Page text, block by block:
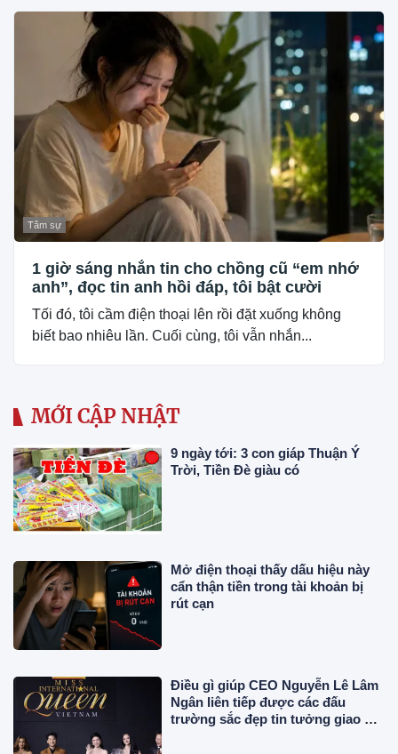
Tâm sự
1 giờ sáng nhắn tin cho chồng cũ “em nhớ
anh”, đọc tin anh hồi đáp, tôi bật cười
Tối đó, tôi cầm điện thoại lên rồi đặt xuống không
biết bao nhiêu lần. Cuối cùng, tôi vẫn nhắn...
MỚI CẬP NHẬT
9 ngày tới: 3 con giáp Thuận Ý
Trời, Tiền Đè giàu có
Mở điện thoại thấy dấu hiệu này
cẩn thận tiền trong tài khoản bị
rút cạn
Điều gì giúp CEO Nguyễn Lê Lâm
Ngân liên tiếp được các đấu
trường sắc đẹp tin tưởng giao vai